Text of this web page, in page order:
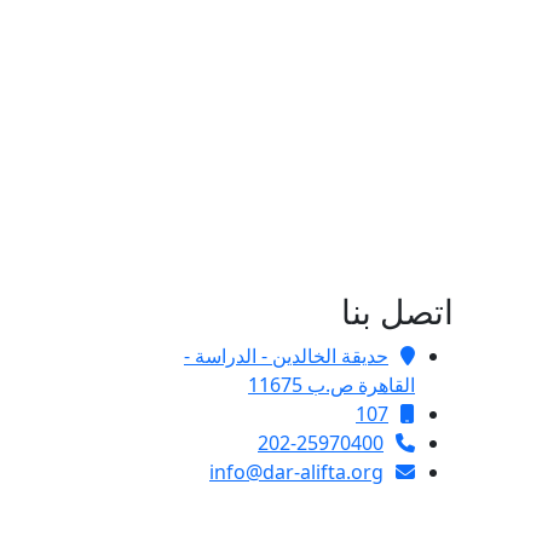
اتصل بنا
حديقة الخالدين - الدراسة -
القاهرة ص.ب 11675
107
202-25970400
info@dar-alifta.org